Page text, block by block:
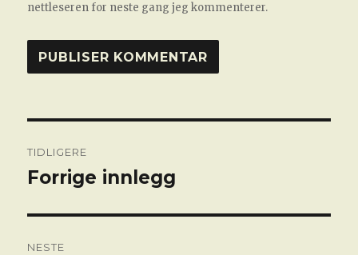
nettleseren for neste gang jeg kommenterer.
TIDLIGERE
Forrige
Forrige innlegg
NESTE